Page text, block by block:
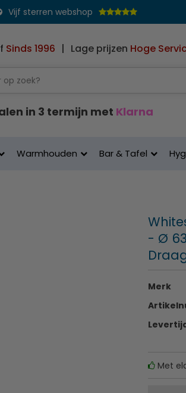
Vijf sterren webshop
Sinds 1996 | Lage prijzen Hoge
in 3 termijn met Klarna
Warmhouden Bar & Tafel
- Ø
Merk
Met